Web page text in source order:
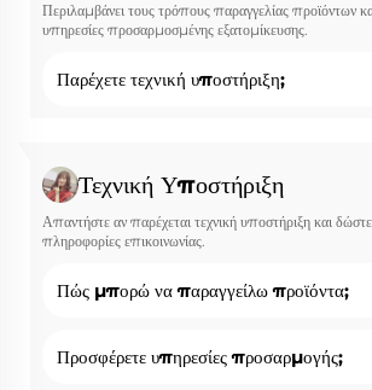
Περιλαμβάνει τους τρόπους παραγγελίας προϊόντων
υπηρεσίες προσαρμοσμένης εξατομίκευσης.
Παρέχετε τεχνική υποστήριξη;
Τεχνική Υποστήριξη
Απαντήστε αν παρέχεται τεχνική υποστήριξη και
πληροφορίες επικοινωνίας.
Πώς μπορώ να παραγγείλω προϊόντα;
Προσφέρετε υπηρεσίες προσαρμογής;